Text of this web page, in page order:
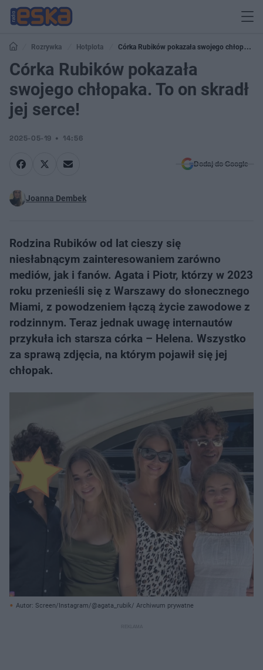
Rozrywka Hotplota
Córka Rubików pokazała swojego chłopaka.
To on skradł jej serce!
Córka Rubików pokazała
swojego chłopaka. To on skradł
jej serce!
2025-05-19 14:56
Dodaj do Google
Joanna Dembek
Rodzina Rubików od lat cieszy się
niesłabnącym zainteresowaniem zarówno
mediów, jak i fanów. Agata i Piotr, którzy w 2023
roku przenieśli się z Warszawy do słonecznego
Miami, z powodzeniem łączą życie zawodowe z
rodzinnym. Teraz jednak uwagę internautów
przykuła ich starsza córka – Helena. Wszystko
za sprawą zdjęcia, na którym pojawił się jej
chłopak.
Autor: Screen/Instagram/@agata_rubik/ Archiwum prywatne